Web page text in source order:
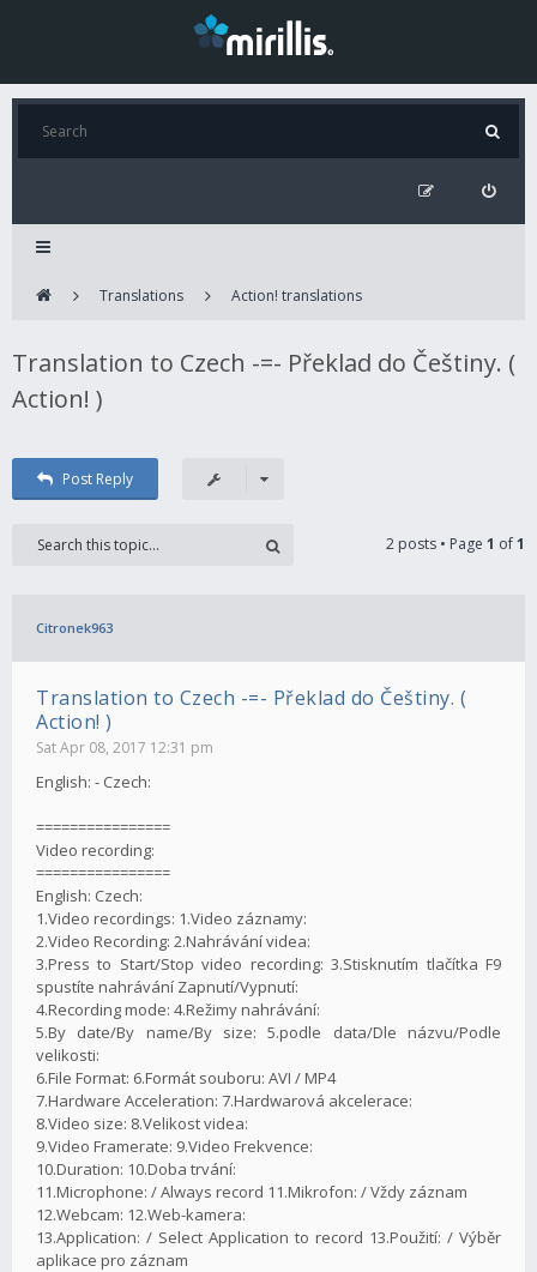
Translations Action! translations
Translation to Czech -=- Překlad do Češtiny. (
Action! )
Post Reply
2 posts • Page 1 of1
Citronek963
Translation to Czech -=- Překlad do Češtiny. (
Action! )
Sat Apr 08, 2017 12:31 pm
English: - Czech:
================
Video recording:
================
English: Czech:
1.Video recordings: 1.Video záznamy:
2.Video Recording: 2.Nahrávání videa:
3.Press to Start/Stop video recording: 3.Stisknutím tlačítka F9
spustíte nahrávání Zapnutí/Vypnutí:
4.Recording mode: 4.Režimy nahrávání:
5.By date/By name/By size: 5.podle data/Dle názvu/Podle
velikosti:
6.File Format: 6.Formát souboru: AVI / MP4
7.Hardware Acceleration: 7.Hardwarová akcelerace:
8.Video size: 8.Velikost videa:
9.Video Framerate: 9.Video Frekvence:
10.Duration: 10.Doba trvání:
11.Microphone: / Always record 11.Mikrofon: / Vždy záznam
12.Webcam: 12.Web-kamera:
13.Application: / Select Application to record 13.Použití: / Výběr
aplikace pro záznam